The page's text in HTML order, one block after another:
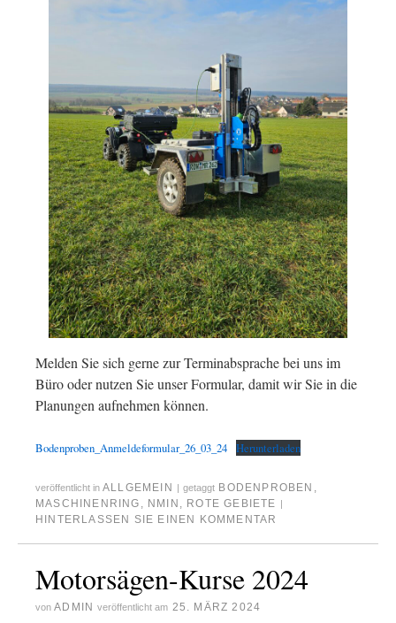
Melden Sie sich gerne zur Terminabsprache bei uns im
Büro oder nutzen Sie unser Formular, damit wir Sie in die
Planungen aufnehmen können.
Bodenproben_Anmeldeformular_26_03_24 Herunterladen
veröffentlicht in ALLGEMEIN getaggt BODENPROBEN ,
MASCHINENRING , NMIN , ROTE GEBIETE
HINTERLASSEN SIE EINEN KOMMENTAR
Motorsägen-Kurse 2024
von ADMIN veröffentlicht am 25. MÄRZ 2024